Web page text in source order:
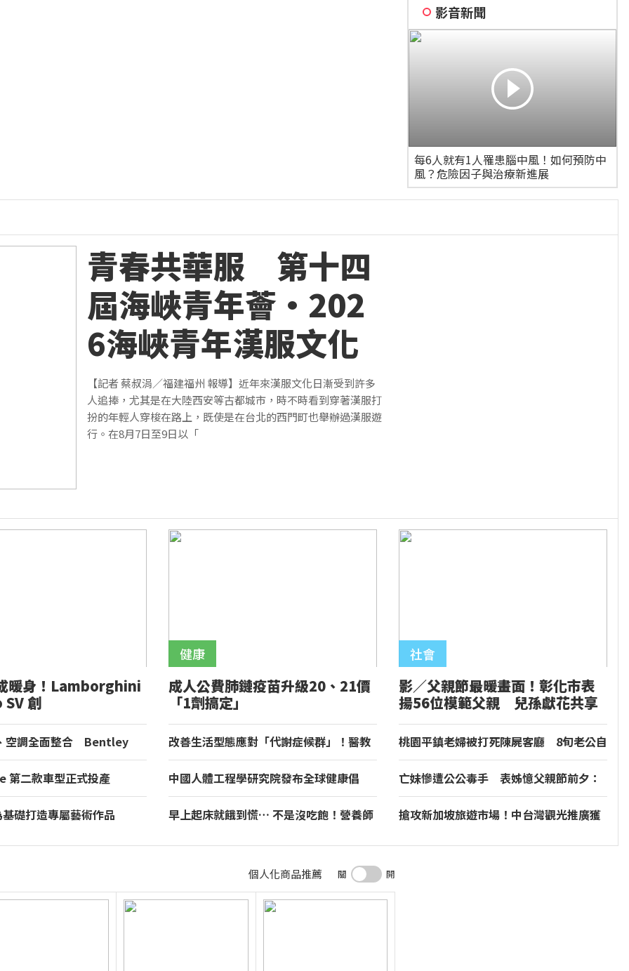
影音新聞
每6人就有1人罹患腦中風！如何預防中
風？危險因子與治療新進展
青春共華服 第十四
屆海峽青年薈·202
6海峽青年漢服文化
交流薈在福州舉行
【記者 蔡叔涓／福建福州 報導】近年來漢服文化日漸受到許多
人追捧，尤其是在大陸西安等古都城市，時不時看到穿著漢服打
扮的年輕人穿梭在路上，既使是在台北的西門町也舉辦過漢服遊
行。在8月7日至9日以「
暖身！Lamborghini
創
量產車最快單
空調全面整合 Bentley
第二款車型正式投產
礎打造專屬藝術作品
成人公費肺鏈疫苗升級20、21價
「1劑搞定」
改善生活型態應對「代謝症候群」！醫教
中國人體工程學研究院發布全球健康倡
早上起床就餓到慌… 不是沒吃飽！營養師
影／父親節最暖畫面！彰化市表
揚56位模範父親 兒孫獻花共享
榮耀
桃園平鎮老婦被打死陳屍客廳 8旬老公自
亡妹慘遭公公毒手 表姊憶父親節前夕：
搶攻新加坡旅遊市場！中台灣觀光推廣獲
個人化商品推薦 關 開